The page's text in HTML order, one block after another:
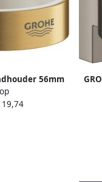
56mm
Selection
Selection